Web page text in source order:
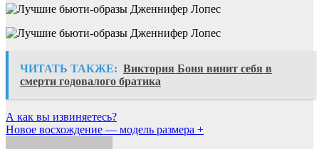
ЧИТАТЬ ТАКЖЕ: Виктория Боня винит себя в
смерти годовалого братика
Навигация
по
А как вы извиняетесь?
Новое восхождение — модель размера +